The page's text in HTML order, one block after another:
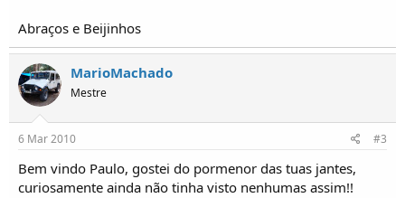
Abraços e Beijinhos
MarioMachado
Mestre
6 Mar 2010 #3
Bem vindo Paulo, gostei do pormenor das tuas jantes,
curiosamente ainda não tinha visto nenhumas assim!!